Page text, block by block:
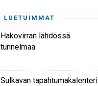
LUETUIMMAT
Hakovirran lähdössä
tunnelmaa
Sulkavan tapahtumakalenteri